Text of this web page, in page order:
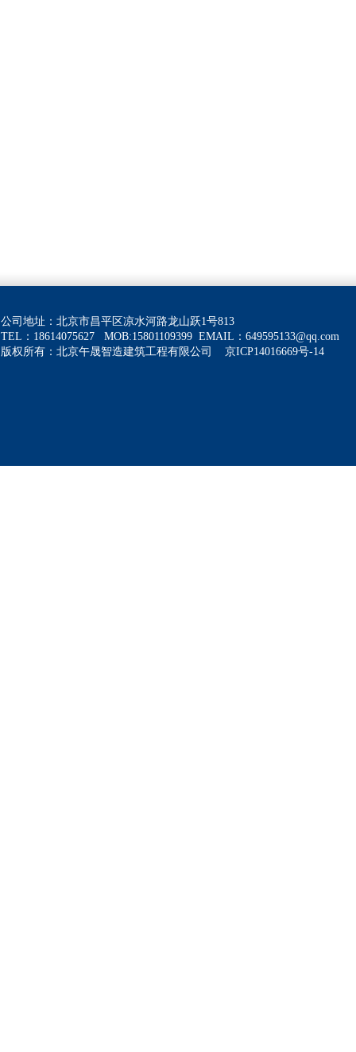
公司地址：北京市昌平区凉水河路龙山跃1号813
TEL：18614075627 MOB:15801109399 EMAIL： 649595133@qq.com
版权所有：北京午晟智造建筑工程有限公司 京ICP14016669号-14